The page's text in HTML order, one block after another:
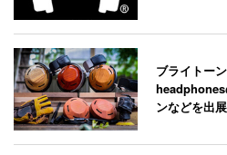
ブライトー
headphones
ンなどを出